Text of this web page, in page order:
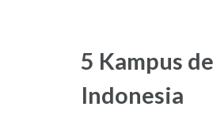
5 Kampus
Indonesia